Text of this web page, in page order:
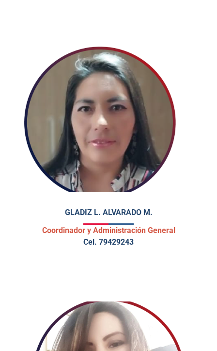
ESPECIALIDAD EN PSICOLÓGICA CLÍNICA
SISTÉMICA Y TERAPIAS BREVES.
DIPLOMADO EN VALORES Y DERECHOS
HUMANOS.
DIPLOMADO EN CUIDADOS PALIATIVOS.
GLADIZ L. ALVARADO M.
Coordinador y Administración General
Cel. 79429243